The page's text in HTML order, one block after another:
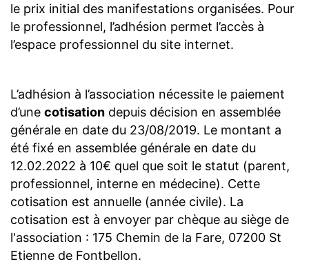
le prix initial des manifestations organisées. Pour
le professionnel, l’adhésion permet l’accès à
l’espace professionnel du site internet.
L’adhésion à l’association nécessite le paiement
d’une cotisation depuis décision en assemblée
générale en date du 23/08/2019. Le montant a
été fixé en assemblée générale en date du
12.02.2022 à 10€ quel que soit le statut (parent,
professionnel, interne en médecine). Cette
cotisation est annuelle (année civile). La
cotisation est à envoyer par chèque au siège de
l'association : 175 Chemin de la Fare, 07200 St
Etienne de Fontbellon.